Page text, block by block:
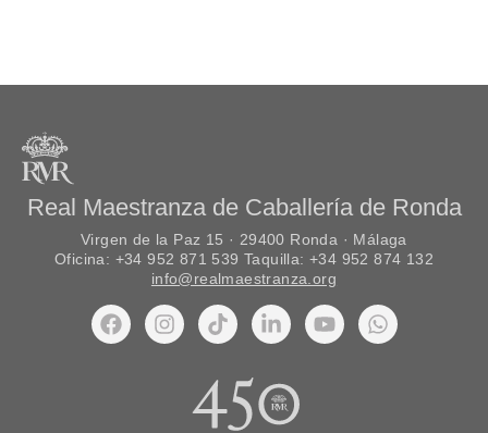
Real Maestranza de Caballería de Ronda
Virgen de la Paz 15 · 29400 Ronda · Málaga
Oficina: +34 952 871 539 Taquilla: +34 952 874 132
info@realmaestranza.org